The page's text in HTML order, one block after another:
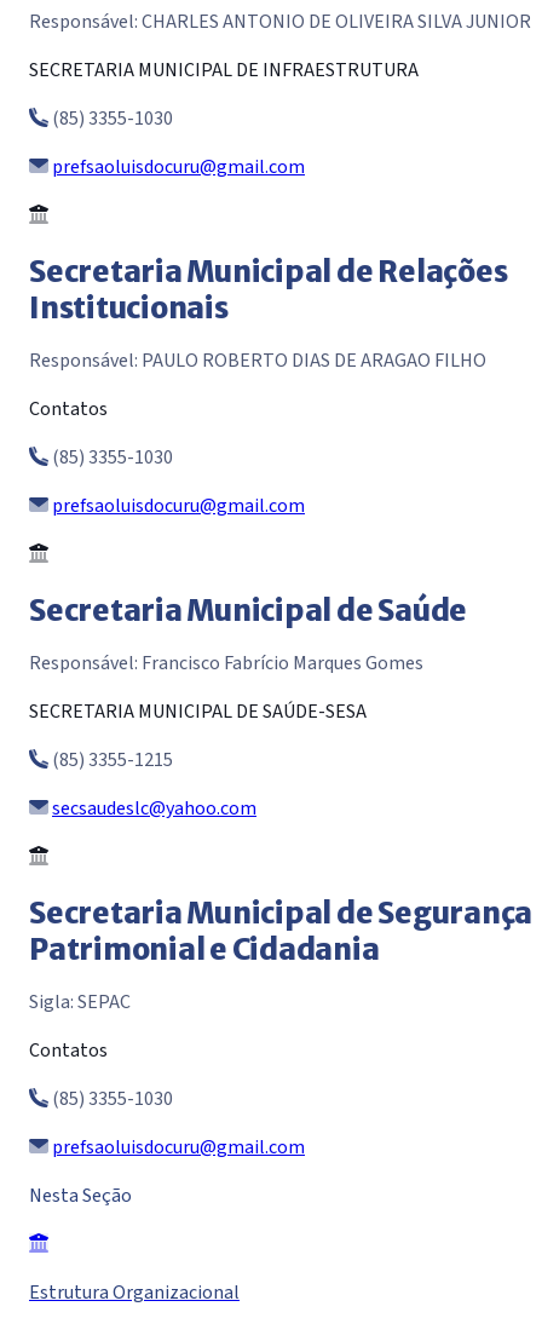
Responsável: CHARLES ANTONIO DE OLIVEIRA SILVA JUNIOR
SECRETARIA MUNICIPAL DE INFRAESTRUTURA
(85) 3355-1030
prefsaoluisdocuru@gmail.com
Secretaria Municipal de Relações
Institucionais
Responsável: PAULO ROBERTO DIAS DE ARAGAO FILHO
Contatos
(85) 3355-1030
prefsaoluisdocuru@gmail.com
Secretaria Municipal de Saúde
Responsável: Francisco Fabrício Marques Gomes
SECRETARIA MUNICIPAL DE SAÚDE-SESA
(85) 3355-1215
secsaudeslc@yahoo.com
Secretaria Municipal de Segurança
Patrimonial e Cidadania
Sigla: SEPAC
Contatos
(85) 3355-1030
prefsaoluisdocuru@gmail.com
Nesta Seção
Estrutura Organizacional